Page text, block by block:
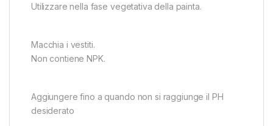
Utilizzare nella fase vegetativa della painta.
Macchia i vestiti.
Non contiene NPK.
Aggiungere fino a quando non si raggiunge il PH
desiderato